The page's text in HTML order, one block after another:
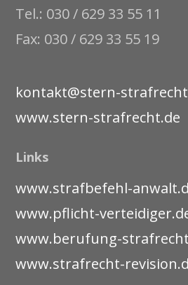
Tel.: 030 / 629 33 55 11
Fax: 030 / 629 33 55 19
kontakt@stern-
www.stern-strafrecht.de
Links
www.strafbefehl-
www.pflicht-
www.berufung-
www.strafrecht-